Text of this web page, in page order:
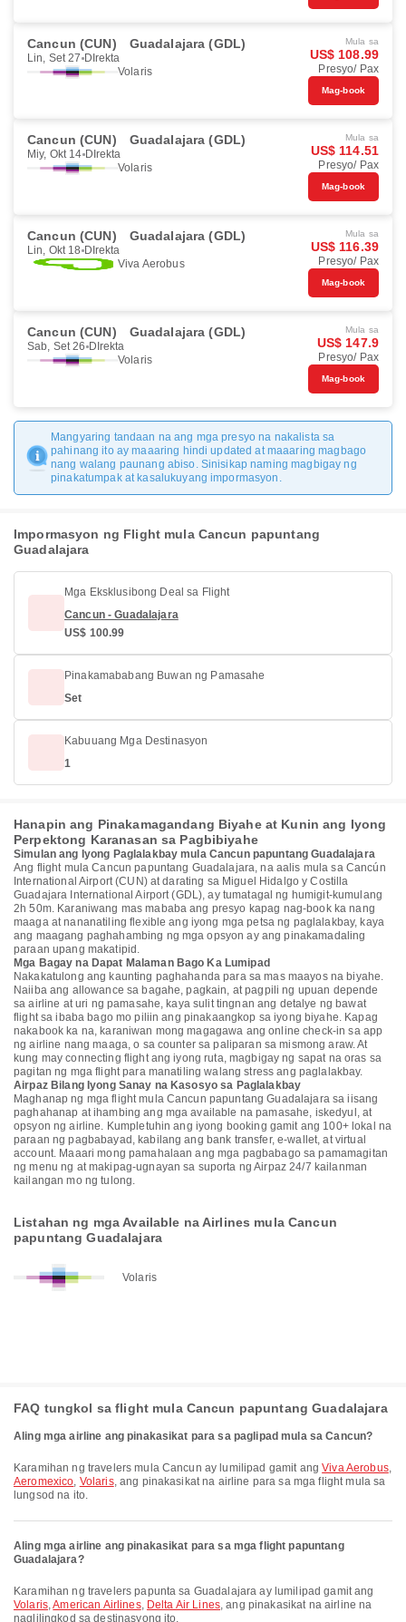
Cancun (CUN) Guadalajara (GDL)
Lin, Set 27 DIrekta
Volaris
Mula sa
US$ 108.99
Presyo/ Pax
Mag-book
Cancun (CUN) Guadalajara (GDL)
Miy, Okt 14 DIrekta
Volaris
Mula sa
US$ 114.51
Presyo/ Pax
Mag-book
Cancun (CUN) Guadalajara (GDL)
Lin, Okt 18 DIrekta
Viva Aerobus
Mula sa
US$ 116.39
Presyo/ Pax
Mag-book
Cancun (CUN) Guadalajara (GDL)
Sab, Set 26 DIrekta
Volaris
Mula sa
US$ 147.9
Presyo/ Pax
Mag-book
Mangyaring tandaan na ang mga presyo na nakalista sa
pahinang ito ay maaaring hindi updated at maaaring magbago
nang walang paunang abiso. Sinisikap naming magbigay ng
pinakatumpak at kasalukuyang impormasyon.
Impormasyon ng Flight mula Cancun papuntang
Guadalajara
Mga Eksklusibong Deal sa Flight
Cancun - Guadalajara
US$ 100.99
Pinakamababang Buwan ng Pamasahe
Set
Kabuuang Mga Destinasyon
1
Hanapin ang Pinakamagandang Biyahe at Kunin ang Iyong
Perpektong Karanasan sa Pagbibiyahe
Simulan ang Iyong Paglalakbay mula Cancun papuntang Guadalajara
Ang flight mula Cancun papuntang Guadalajara, na aalis mula sa Cancún
International Airport (CUN) at darating sa Miguel Hidalgo y Costilla
Guadajara International Airport (GDL), ay tumatagal ng humigit-kumulang
2h 50m. Karaniwang mas mababa ang presyo kapag nag-book ka nang
maaga at nananatiling flexible ang iyong mga petsa ng paglalakbay, kaya
ang maagang paghahambing ng mga opsyon ay ang pinakamadaling
paraan upang makatipid.
Mga Bagay na Dapat Malaman Bago Ka Lumipad
Nakakatulong ang kaunting paghahanda para sa mas maayos na biyahe.
Naiiba ang allowance sa bagahe, pagkain, at pagpili ng upuan depende
sa airline at uri ng pamasahe, kaya sulit tingnan ang detalye ng bawat
flight sa ibaba bago mo piliin ang pinakaangkop sa iyong biyahe. Kapag
nakabook ka na, karaniwan mong magagawa ang online check-in sa app
ng airline nang maaga, o sa counter sa paliparan sa mismong araw. At
kung may connecting flight ang iyong ruta, magbigay ng sapat na oras sa
pagitan ng mga flight para manatiling walang stress ang paglalakbay.
Airpaz Bilang Iyong Sanay na Kasosyo sa Paglalakbay
Maghanap ng mga flight mula Cancun papuntang Guadalajara sa iisang
paghahanap at ihambing ang mga available na pamasahe, iskedyul, at
opsyon ng airline. Kumpletuhin ang iyong booking gamit ang 100+ lokal na
paraan ng pagbabayad, kabilang ang bank transfer, e-wallet, at virtual
account. Maaari mong pamahalaan ang mga pagbabago sa pamamagitan
ng menu ng at makipag-ugnayan sa suporta ng Airpaz 24/7 kailanman
kailangan mo ng tulong.
Listahan ng mga Available na Airlines mula Cancun
papuntang Guadalajara
Volaris
FAQ tungkol sa flight mula Cancun papuntang Guadalajara
Aling mga airline ang pinakasikat para sa paglipad mula sa Cancun?
Karamihan ng travelers mula Cancun ay lumilipad gamit angViva Aerobus,
Aeromexico, Volaris, ang pinakasikat na airline para sa mga flight mula sa
lungsod na ito.
Aling mga airline ang pinakasikat para sa mga flight papuntang
Guadalajara?
Karamihan ng travelers papunta sa Guadalajara ay lumilipad gamit ang
Volaris,American Airlines, Delta Air Lines, ang pinakasikat na airline na
naglilingkod sa destinasyong ito.